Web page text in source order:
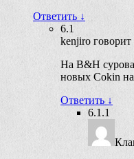
Ответить ↓
6.1
kenjiro говорит
На B&H
новых Cokin
Ответить ↓
6.1.1